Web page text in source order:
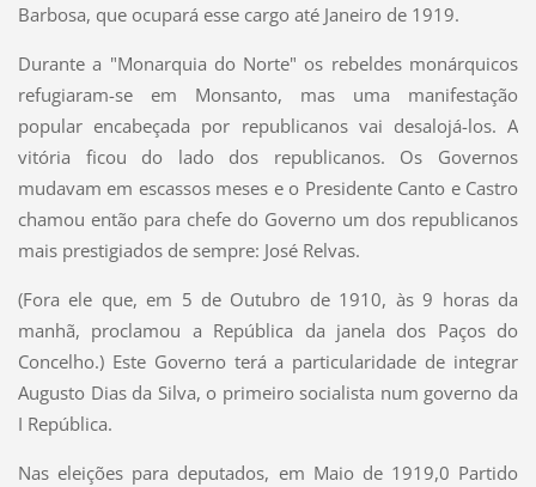
Barbosa, que ocupará esse cargo até Janeiro de 1919.
Durante a "Monarquia do Norte" os rebeldes monárquicos
refugiaram-se em Monsanto, mas uma manifestação
popular encabeçada por republicanos vai desalojá-los. A
vitória ficou do lado dos republicanos. Os Governos
mudavam em escassos meses e o Presidente Canto e Castro
chamou então para chefe do Governo um dos republicanos
mais prestigiados de sempre: José Relvas.
(Fora ele que, em 5 de Outubro de 1910, às 9 horas da
manhã, proclamou a República da janela dos Paços do
Concelho.) Este Governo terá a particularidade de integrar
Augusto Dias da Silva, o primeiro socialista num governo da
I República.
Nas eleições para deputados, em Maio de 1919,0 Partido